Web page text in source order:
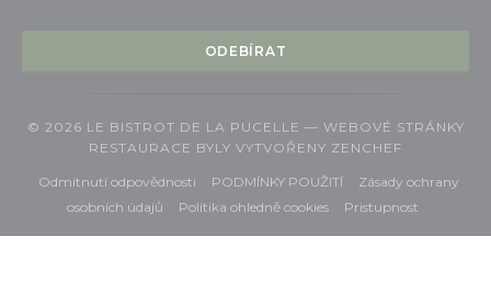
ODEBÍRAT
© 2026 LE BISTROT DE LA PUCELLE — WEBOVÉ STRÁNKY
RESTAURACE BYLY VYTVOŘENY ZENCHEF
Odmítnutí odpovědnosti((otevře se v novém okně))
PODMÍNKY POUŽITÍ((otevře se v novém
Zásady ochrany
osobních údajů ((otevře se v novém okně))
Politika ohledně cookies((otevře se v novém
Pristupnost